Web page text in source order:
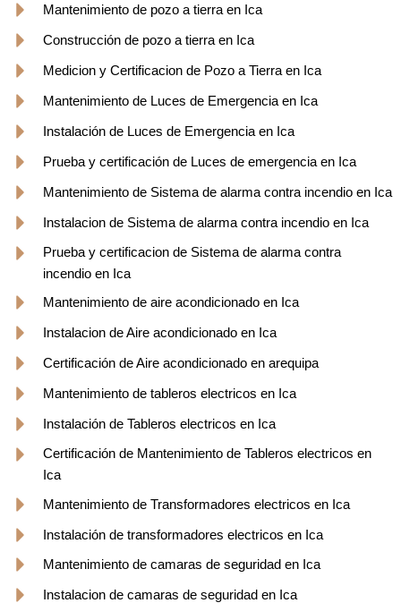
Mantenimiento de pozo a tierra en Ica
Construcción de pozo a tierra en Ica
Medicion y Certificacion de Pozo a Tierra en Ica
Mantenimiento de Luces de Emergencia en Ica
Instalación de Luces de Emergencia en Ica
Prueba y certificación de Luces de emergencia en Ica
Mantenimiento de Sistema de alarma contra incendio en Ica
Instalacion de Sistema de alarma contra incendio en Ica
Prueba y certificacion de Sistema de alarma contra
incendio en Ica
Mantenimiento de aire acondicionado en Ica
Instalacion de Aire acondicionado en Ica
Certificación de Aire acondicionado en arequipa
Mantenimiento de tableros electricos en Ica
Instalación de Tableros electricos en Ica
Certificación de Mantenimiento de Tableros electricos en
Ica
Mantenimiento de Transformadores electricos en Ica
Instalación de transformadores electricos en Ica
Mantenimiento de camaras de seguridad en Ica
Instalacion de camaras de seguridad en Ica